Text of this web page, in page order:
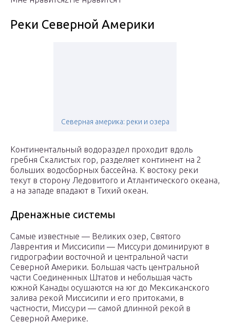
Реки Северной Америки
Северная америка: реки и озера
Континентальный водораздел проходит вдоль
гребня Скалистых гор, разделяет континент на 2
больших водосборных бассейна. К востоку реки
текут в сторону Ледовитого и Атлантического океана,
а на западе впадают в Тихий океан.
Дренажные системы
Самые известные — Великих озер, Святого
Лаврентия и Миссисипи — Миссури доминируют в
гидрографии восточной и центральной части
Северной Америки. Большая часть центральной
части Соединенных Штатов и небольшая часть
южной Канады осушаются на юг до Мексиканского
залива рекой Миссисипи и его притоками, в
частности, Миссури — самой длинной рекой в
Северной Америке.